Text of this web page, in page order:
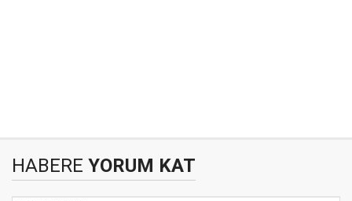
HABERE YORUM KAT